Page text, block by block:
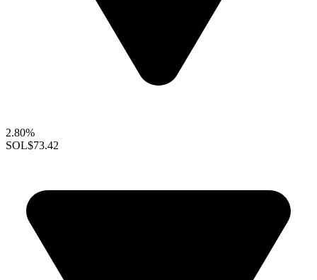
2.80%
SOL$73.42